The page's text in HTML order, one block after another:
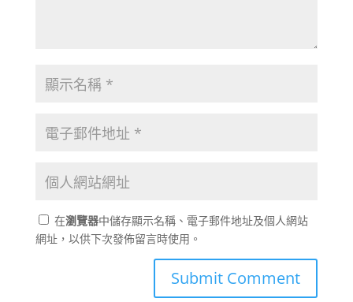
在瀏覽器中儲存顯示名稱、電子郵件地址及個人網站
網址，以供下次發佈留言時使用。